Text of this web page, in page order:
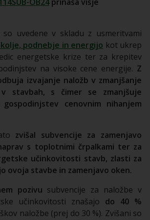
so uvedene v skladu z usmeritvami
podnebje in energijo kot ukrep
energetske krize ter za krepitev
na visoke cene energije. Z
izvajanje naložb v zmanjšanje
stavbah, s čimer se zmanjšuje
cenovnim nihanjem
zvišal subvencije za zamenjavo
s toplotnimi črpalkami ter za
učinkovitosti stavb, zlasti za
ovoja stavbe in zamenjavo oken.
pozivu subvencije za naložbe v
učinkovitosti znašajo do 40 %
naložbe (prej do 30 %). Zvišani so